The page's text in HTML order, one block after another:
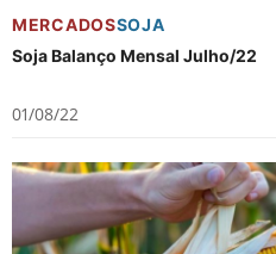
MERCADOSSOJA
Soja Balanço Mensal Julho/22
01/08/22